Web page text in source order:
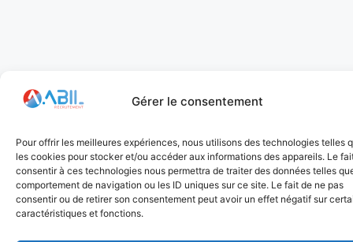
Gérer le consentement
Pour offrir les meilleures expériences, nous utilisons des technologies telles
les cookies pour stocker et/ou accéder aux informations des appareils. Le
consentir à ces technologies nous permettra de traiter des données telles
comportement de navigation ou les ID uniques sur ce site. Le fait de ne pas
consentir ou de retirer son consentement peut avoir un effet négatif sur
caractéristiques et fonctions.